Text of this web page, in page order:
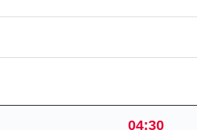
04:30